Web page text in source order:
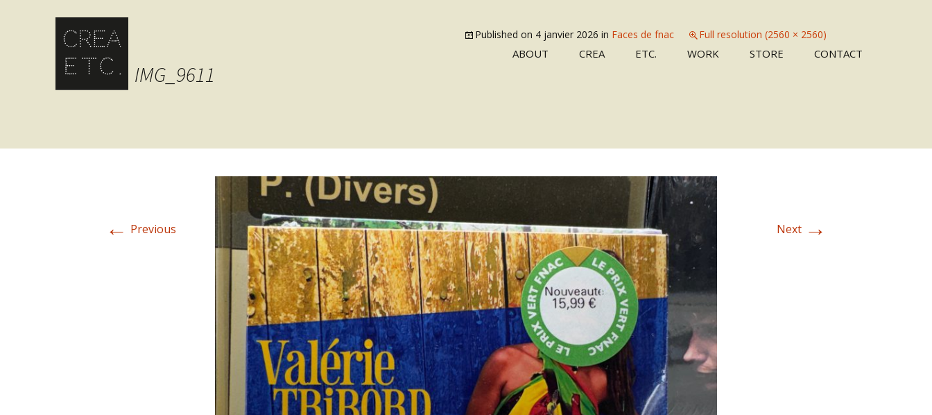
ABOUT CREA ETC. WORK STORE CONTACT
IMG_9611
Published on 4 janvier 2026 in Faces de fnac Full resolution (2560 × 2560)
← Previous Next →